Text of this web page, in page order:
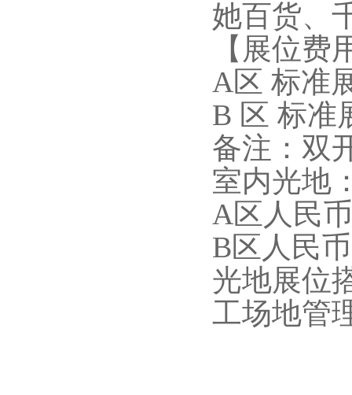
她百货、
【展位费
A区 标准
B 区 标准
备注：双
室内光地
A区人民
B区人民
光地展位
工场地管